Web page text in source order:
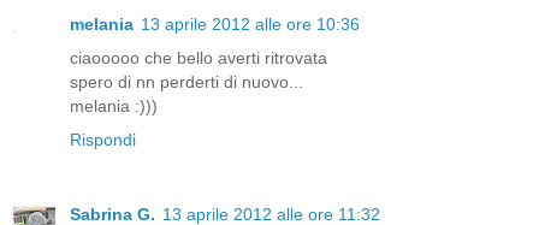
melania 13 aprile 2012 alle ore 10:36
ciaooooo che bello averti ritrovata
spero di nn perderti di nuovo...
melania :)))
Rispondi
Sabrina G. 13 aprile 2012 alle ore 11:32